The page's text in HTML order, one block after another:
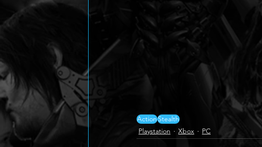
ActionStealth
Playstation
Xbox PC